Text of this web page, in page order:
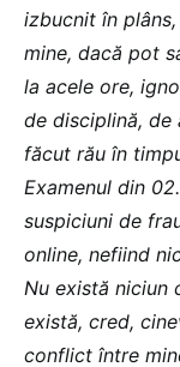
izbucnit în
mine, dacă pot
la acele ore,
de disciplină, de
făcut rău în
Examenul din
suspiciuni de
online, nefiind
Nu există niciun
există, cred,
conflict între